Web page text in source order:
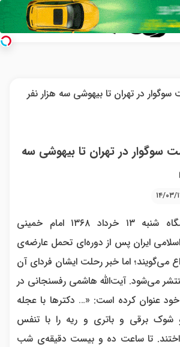
در تهران تا بیهوشی سه
۱۴۰۳
فهیمه نظری: شامگاه شنبه ۱۳ خرداد ۱۳۶۸ امام خمینی
ایران پس از دوره‌ای تحمل عارضه‌ی
می‌گویند؛ اما خبر رحلت ایشان فردای آن
می‌شود. آیت‌الله هاشمی رفسنجانی در
عنوان کرده است: «… دکترها با عجله
شوک برقی و باتری و ریه را با تنفس
تا ساعت ده و بیست دقیقه‌ی شب